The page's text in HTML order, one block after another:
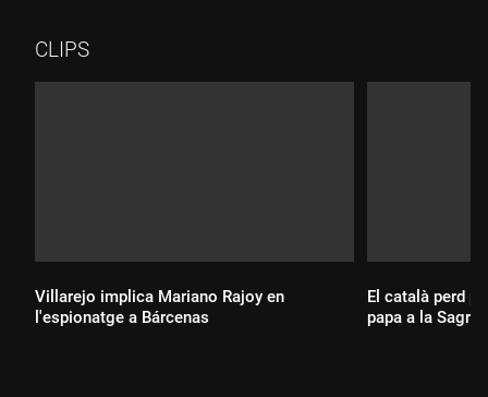
CLIPS
Villarejo implica Mariano Rajoy en
l'espionatge a Bárcenas
El català perd
papa a la